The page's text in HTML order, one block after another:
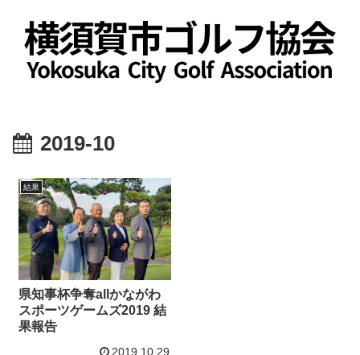
2019-10
結果
県知事杯争奪allかながわ
スポーツゲームズ2019 結
果報告
2019.10.29